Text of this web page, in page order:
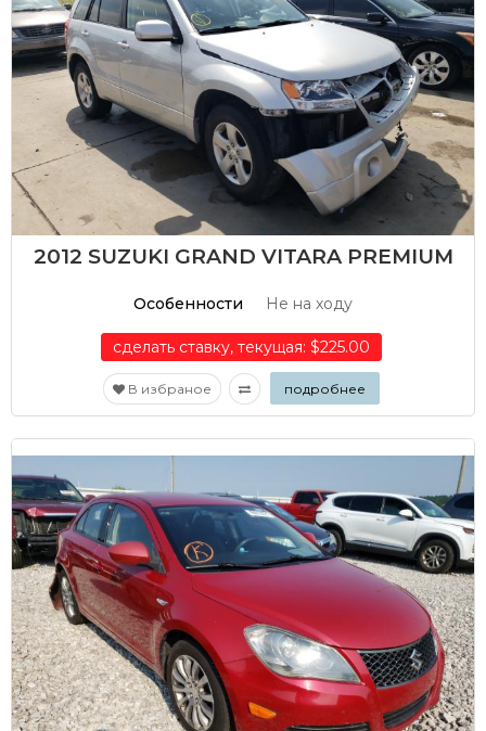
2012 SUZUKI GRAND VITARA PREMIUM
Особенности Не на ходу
сделать ставку, текущая: $225.00
В избраное подробнее